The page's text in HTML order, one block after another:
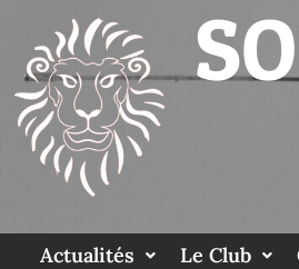
Actualités Le Club